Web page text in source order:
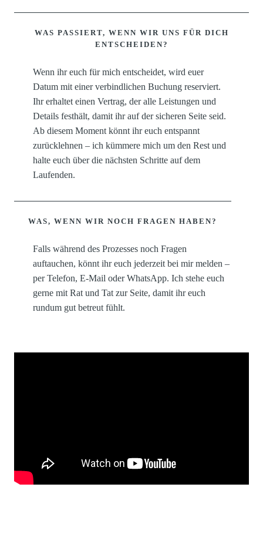
WAS PASSIERT, WENN WIR UNS FÜR DICH
ENTSCHEIDEN?
Wenn ihr euch für mich entscheidet, wird euer
Datum mit einer verbindlichen Buchung reserviert.
Ihr erhaltet einen Vertrag, der alle Leistungen und
Details festhält, damit ihr auf der sicheren Seite seid.
Ab diesem Moment könnt ihr euch entspannt
zurücklehnen – ich kümmere mich um den Rest und
halte euch über die nächsten Schritte auf dem
Laufenden.
WAS, WENN WIR NOCH FRAGEN HABEN?
Falls während des Prozesses noch Fragen
auftauchen, könnt ihr euch jederzeit bei mir melden –
per Telefon, E-Mail oder WhatsApp. Ich stehe euch
gerne mit Rat und Tat zur Seite, damit ihr euch
rundum gut betreut fühlt.